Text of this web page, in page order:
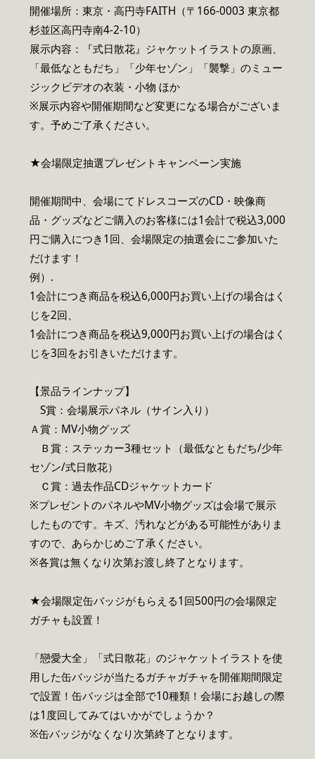
開催場所：東京・高円寺FAITH（〒166-0003 東京都
杉並区高円寺南4-2-10）
展示内容：『式日散花』ジャケットイラストの原画、
「最低なともだち」「少年セゾン」「襲撃」のミュー
ジックビデオの衣装・小物 ほか
※展示内容や開催期間など変更になる場合がございま
す。予めご了承ください。
★会場限定抽選プレゼントキャンペーン実施
開催期間中、会場にてドレスコーズのCD・映像商
品・グッズなどご購入のお客様には1会計で税込3,000
円ご購入につき1回、会場限定の抽選会にご参加いた
だけます！
例）.
1会計につき商品を税込6,000円お買い上げの場合はく
じを2回、
1会計につき商品を税込9,000円お買い上げの場合はく
じを3回をお引きいただけます。
【景品ラインナップ】
S賞：会場展示パネル（サイン入り）
Ａ賞：MV小物グッズ
Ｂ賞：ステッカー3種セット（最低なともだち/少年
セゾン/式日散花）
Ｃ賞：過去作品CDジャケットカード
※プレゼントのパネルやMV小物グッズは会場で展示
したものです。キズ、汚れなどがある可能性がありま
すので、あらかじめご了承ください。
※各賞は無くなり次第お渡し終了となります。
★会場限定缶バッジがもらえる1回500円の会場限定
ガチャも設置！
「戀愛大全」「式日散花」のジャケットイラストを使
用した缶バッジが当たるガチャガチャを開催期間限定
で設置！缶バッジは全部で10種類！会場にお越しの際
は1度回してみてはいかがでしょうか？
※缶バッジがなくなり次第終了となります。